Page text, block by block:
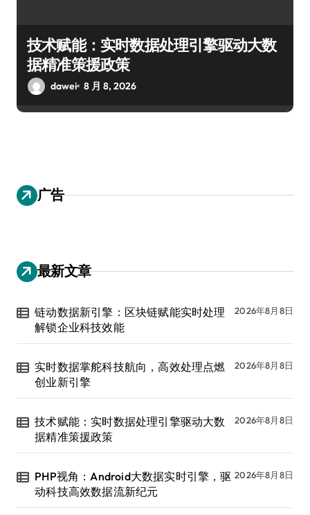
技术赋能：实时数据处理引擎驱动大数
据精准策援政策
dawei 8 月 8, 2026
广告
最新文章
链动数据新引擎：区块链赋能实时处理
解锁企业科技效能
2026年8月8日
实时数据掌舵科技航向，高效处理点燃
创业新引擎
2026年8月8日
技术赋能：实时数据处理引擎驱动大数
据精准策援政策
2026年8月8日
PHP视角：Android大数据实时引擎，驱
动科技高效数据流新纪元
2026年8月8日